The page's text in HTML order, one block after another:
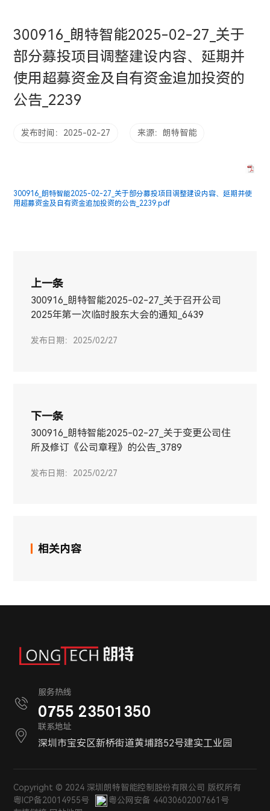
300916_朗特智能2025-02-27_关于
部分募投项目调整建设内容、延期并
使用超募资金及自有资金追加投资的
公告_2239
发布时间：2025-02-27 来源：朗特智能
300916_朗特智能2025-02-27_关于部分募投项目调整建设内容、延期并使
用超募资金及自有资金追加投资的公告_2239.pdf
上一条
300916_朗特智能2025-02-27_关于召开公司
2025年第一次临时股东大会的通知_6439
发布日期：2025/02/27
下一条
300916_朗特智能2025-02-27_关于变更公司住
所及修订《公司章程》的公告_3789
发布日期：2025/02/27
相关内容
服务热线
0755 23501350
联系地址
深圳市宝安区新桥街道黄埔路52号建实工业园
Copyright © 2024 深圳朗特智能控制股份有限公司 版权所有
粤ICP备20014955号
粤公网安备 44030602007661号